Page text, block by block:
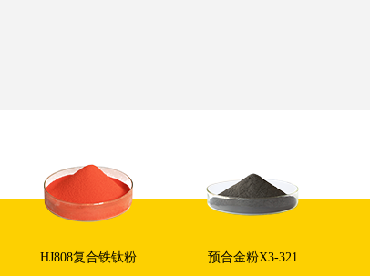
HJ808复合铁钛粉 预合金粉X3-321